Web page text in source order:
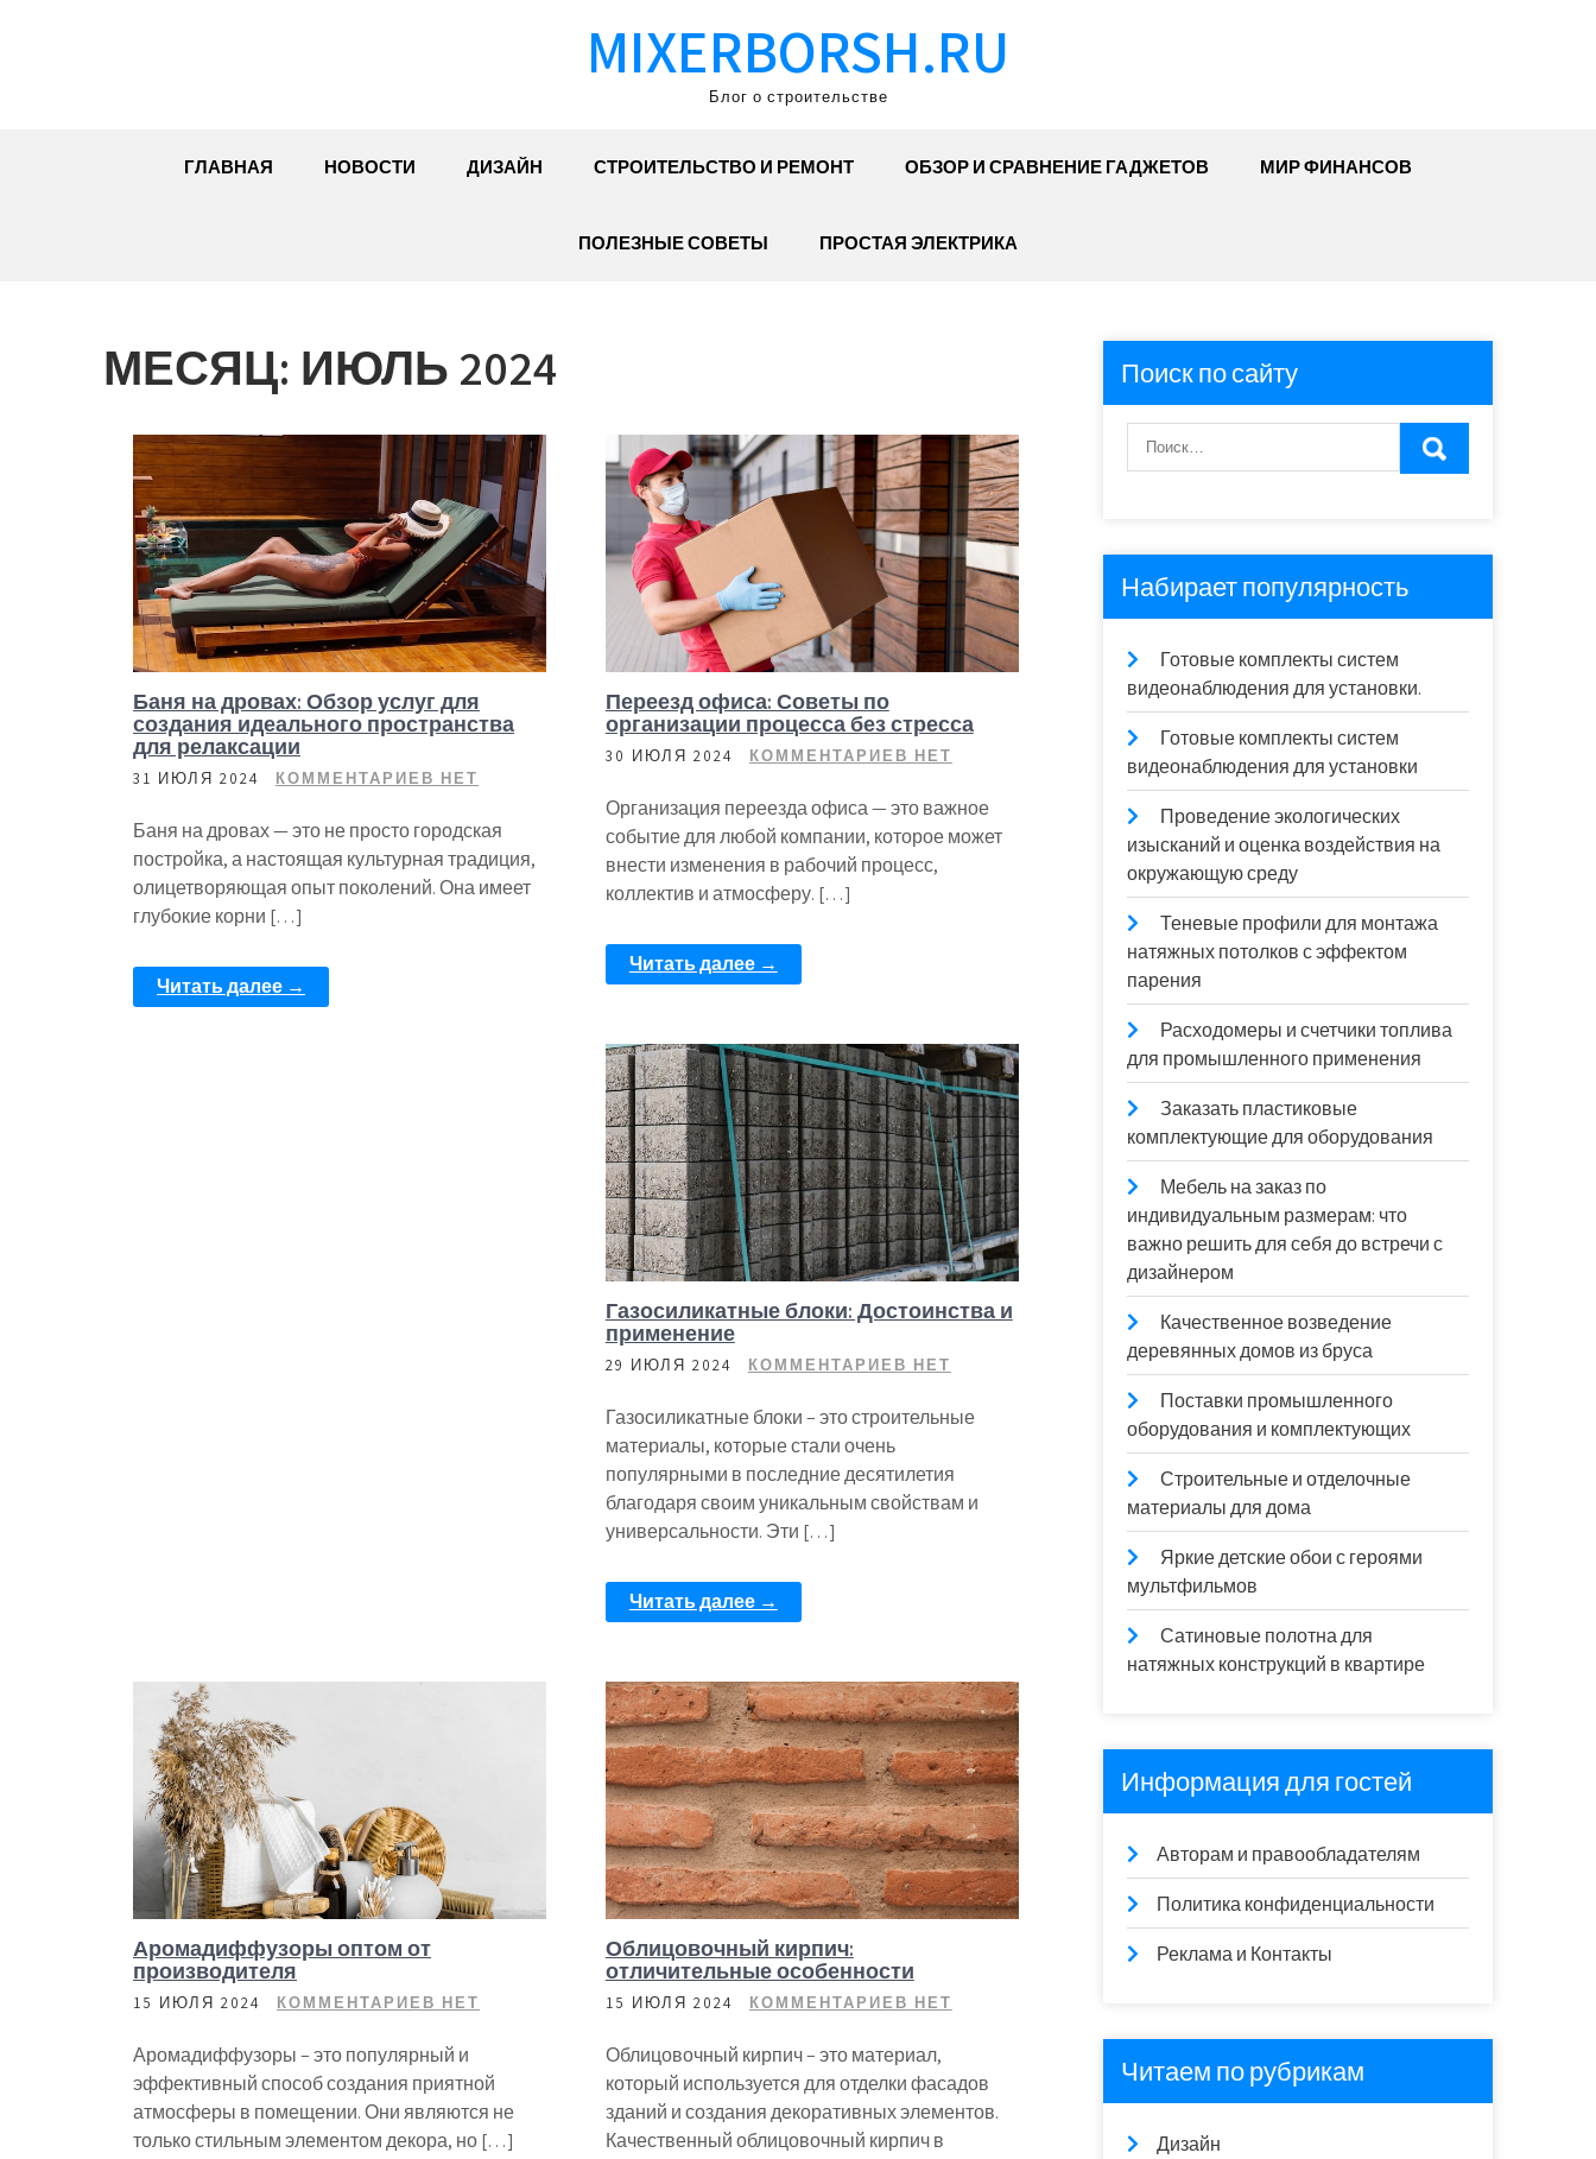
MIXERBORSH.RU
Блог о строительстве
ГЛАВНАЯ НОВОСТИ ДИЗАЙН СТРОИТЕЛЬСТВО И РЕМОНТ ОБЗОР И СРАВНЕНИЕ ГАДЖЕТОВ МИР ФИНАНСОВ
ПОЛЕЗНЫЕ СОВЕТЫ ПРОСТАЯ ЭЛЕКТРИКА
МЕСЯЦ: ИЮЛЬ 2024
Баня на дровах: Обзор услуг для
создания идеального пространства
для релаксации
31 ИЮЛЯ 2024 КОММЕНТАРИЕВ НЕТ
Баня на дровах — это не просто городская
постройка, а настоящая культурная традиция,
олицетворяющая опыт поколений. Она имеет
глубокие корни […]
Читать далее →
Переезд офиса: Советы по
организации процесса без стресса
30 ИЮЛЯ 2024 КОММЕНТАРИЕВ НЕТ
Организация переезда офиса — это важное
событие для любой компании, которое может
внести изменения в рабочий процесс,
коллектив и атмосферу. […]
Читать далее →
Газосиликатные блоки: Достоинства и
применение
29 ИЮЛЯ 2024 КОММЕНТАРИЕВ НЕТ
Газосиликатные блоки – это строительные
материалы, которые стали очень
популярными в последние десятилетия
благодаря своим уникальным свойствам и
универсальности. Эти […]
Читать далее →
Аромадиффузоры оптом от
производителя
15 ИЮЛЯ 2024 КОММЕНТАРИЕВ НЕТ
Аромадиффузоры – это популярный и
эффективный способ создания приятной
атмосферы в помещении. Они являются не
только стильным элементом декора, но […]
Облицовочный кирпич:
отличительные особенности
15 ИЮЛЯ 2024 КОММЕНТАРИЕВ НЕТ
Облицовочный кирпич – это материал,
который используется для отделки фасадов
зданий и создания декоративных элементов.
Качественный облицовочный кирпич в
Поиск по сайту
Набирает популярность
Готовые комплекты систем
видеонаблюдения для установки.
Готовые комплекты систем
видеонаблюдения для установки
Проведение экологических
изысканий и оценка воздействия на
окружающую среду
Теневые профили для монтажа
натяжных потолков с эффектом
парения
Расходомеры и счетчики топлива
для промышленного применения
Заказать пластиковые
комплектующие для оборудования
Мебель на заказ по
индивидуальным размерам: что
важно решить для себя до встречи с
дизайнером
Качественное возведение
деревянных домов из бруса
Поставки промышленного
оборудования и комплектующих
Строительные и отделочные
материалы для дома
Яркие детские обои с героями
мультфильмов
Сатиновые полотна для
натяжных конструкций в квартире
Информация для гостей
Авторам и правообладателям
Политика конфиденциальности
Реклама и Контакты
Читаем по рубрикам
Дизайн